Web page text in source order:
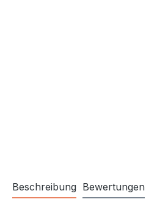
Beschreibung Bewertungen